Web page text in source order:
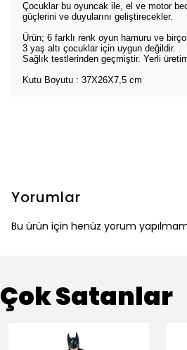
Çocuklar bu oyuncak ile, el ve motor
güçlerini ve duyularını geliştirecekler.
Ürün; 6 farklı renk oyun hamuru ve
3 yaş altı çocuklar için uygun değildir.
Sağlık testlerinden geçmiştir. Yerli
Kutu Boyutu : 37X26X7,5 cm
Yorumlar
Bu ürün için henüz yorum
Çok Satanlar